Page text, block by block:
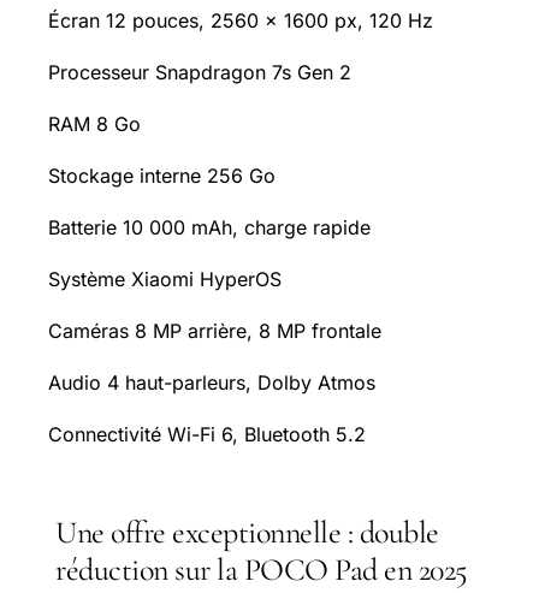
Écran 12 pouces, 2560 x 1600 px, 120 Hz
Processeur Snapdragon 7s Gen 2
RAM 8 Go
Stockage interne 256 Go
Batterie 10 000 mAh, charge rapide
Système Xiaomi HyperOS
Caméras 8 MP arrière, 8 MP frontale
Audio 4 haut-parleurs, Dolby Atmos
Connectivité Wi-Fi 6, Bluetooth 5.2
Une offre exceptionnelle : double
réduction sur la POCO Pad en 2025